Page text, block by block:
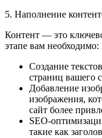
5. Наполнение
Контент — это
этапе вам необходимо:
Создание
страниц вашего
Добавление
изображения,
сайт более
SEO-
такие как